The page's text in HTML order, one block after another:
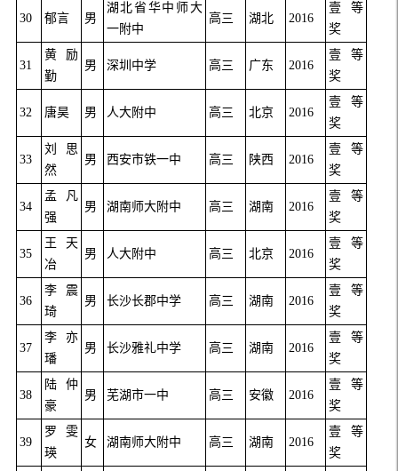
30 郁言 男
湖北省华中师大
一附中
高三 湖北 2016
壹等
奖
31
黄励
勤
男 深圳中学 高三 广东 2016
壹等
奖
32 唐昊 男 人大附中 高三 北京 2016
壹等
奖
33
刘思
然
男 西安市铁一中 高三 陕西 2016
壹等
奖
34
孟凡
强
男 湖南师大附中 高三 湖南 2016
壹等
奖
35
王天
冶
男 人大附中 高三 北京 2016
壹等
奖
36
李震
琦
男 长沙长郡中学 高三 湖南 2016
壹等
奖
37
李亦
璠
男 长沙雅礼中学 高三 湖南 2016
壹等
奖
38
陆仲
豪
男 芜湖市一中 高三 安徽 2016
壹等
奖
39
罗雯
瑛
女 湖南师大附中 高三 湖南 2016
壹等
奖